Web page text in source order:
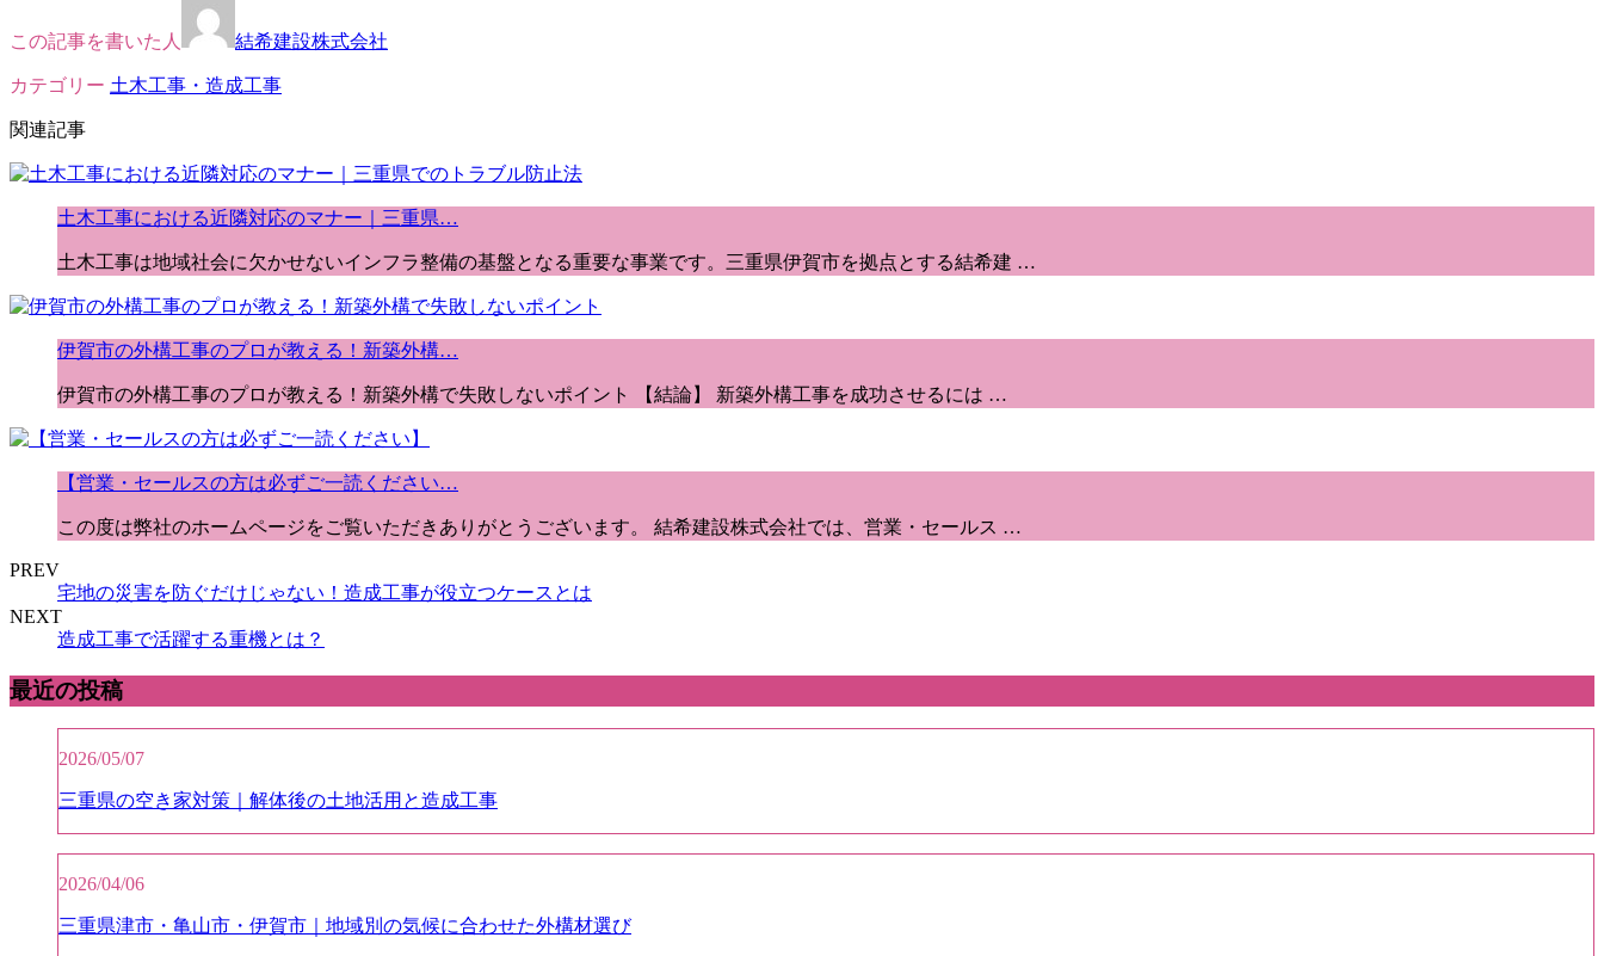
この記事を書いた人 結希建設株式会社
カテゴリー 土木工事・造成工事
関連記事
土木工事における近隣対応のマナー｜三重県…
土木工事は地域社会に欠かせないインフラ整備の基盤となる重要な事業です。三重県伊賀市を拠点とする結希建 …
伊賀市の外構工事のプロが教える！新築外構…
伊賀市の外構工事のプロが教える！新築外構で失敗しないポイント 【結論】 新築外構工事を成功させるには …
【営業・セールスの方は必ずご一読ください…
この度は弊社のホームページをご覧いただきありがとうございます。 結希建設株式会社では、営業・セールス …
PREV
宅地の災害を防ぐだけじゃない！造成工事が役立つケースとは
NEXT
造成工事で活躍する重機とは？
最近の投稿
2026/05/07
三重県の空き家対策｜解体後の土地活用と造成工事
2026/04/06
三重県津市・亀山市・伊賀市｜地域別の気候に合わせた外構材選び